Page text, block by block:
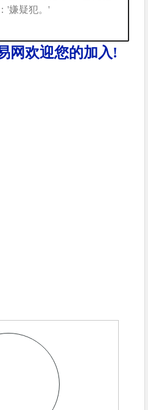
'嫌疑犯。'
网欢迎您的加入!